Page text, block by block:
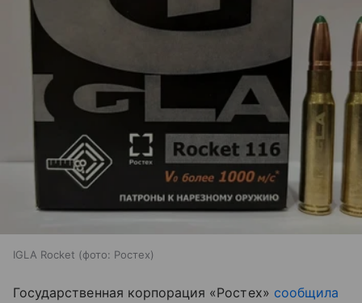
IGLA Rocket (фото: Ростех)
Государственная корпорация «Ростех» сообщила